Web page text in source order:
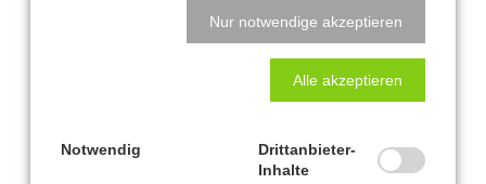
nicht optimal geformte Hüftgelenke
• Beckenbeschwerden verschiedenster Art
Das CANTIENICA®-Beckenbodentraining – die Effekte:
Nur notwendige akzeptieren
Alle akzeptieren
Notwendig
Drittanbieter-
Inhalte